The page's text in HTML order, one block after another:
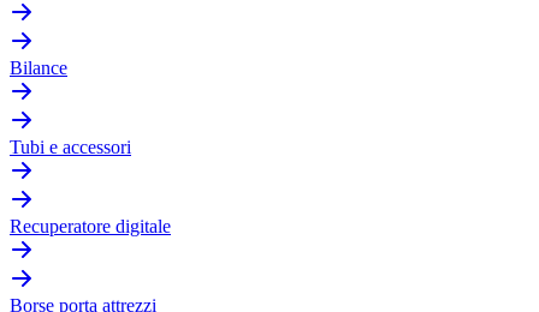
Bilance
Tubi e accessori
Recuperatore digitale
Borse porta attrezzi